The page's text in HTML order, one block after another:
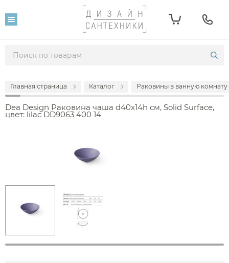
Главная страница Каталог Раковины в ванную комнату
Dea Design Раковина чаша d40x14h см, Solid Surface,
цвет: lilac DD9063 400 14